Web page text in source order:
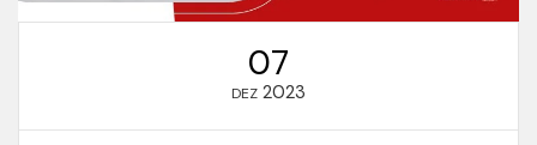
07
DEZ 2023